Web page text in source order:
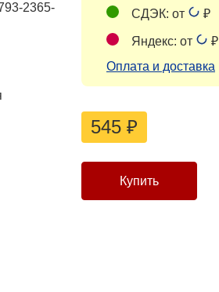
2365-
СДЭК: от ₽
Яндекс: от
₽
Оплата и доставка
545 ₽